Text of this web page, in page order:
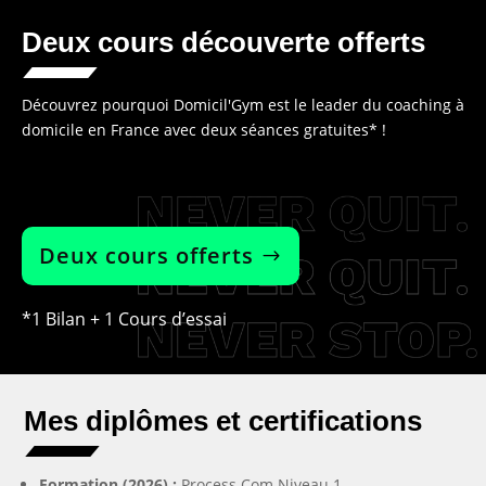
Deux cours découverte offerts
Découvrez pourquoi Domicil'Gym est le leader du coaching à
domicile en France avec deux séances gratuites* !
Deux cours offerts
*1 Bilan + 1 Cours d’essai
Mes diplômes et certifications